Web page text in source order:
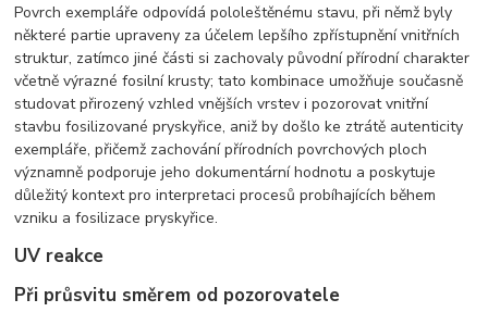
Povrch exempláře odpovídá pololeštěnému stavu, při němž byly
některé partie upraveny za účelem lepšího zpřístupnění vnitřních
struktur, zatímco jiné části si zachovaly původní přírodní charakter
včetně výrazné fosilní krusty; tato kombinace umožňuje současně
studovat přirozený vzhled vnějších vrstev i pozorovat vnitřní
stavbu fosilizované pryskyřice, aniž by došlo ke ztrátě autenticity
exempláře, přičemž zachování přírodních povrchových ploch
významně podporuje jeho dokumentární hodnotu a poskytuje
důležitý kontext pro interpretaci procesů probíhajících během
vzniku a fosilizace pryskyřice.
UV reakce
Při průsvitu směrem od pozorovatele